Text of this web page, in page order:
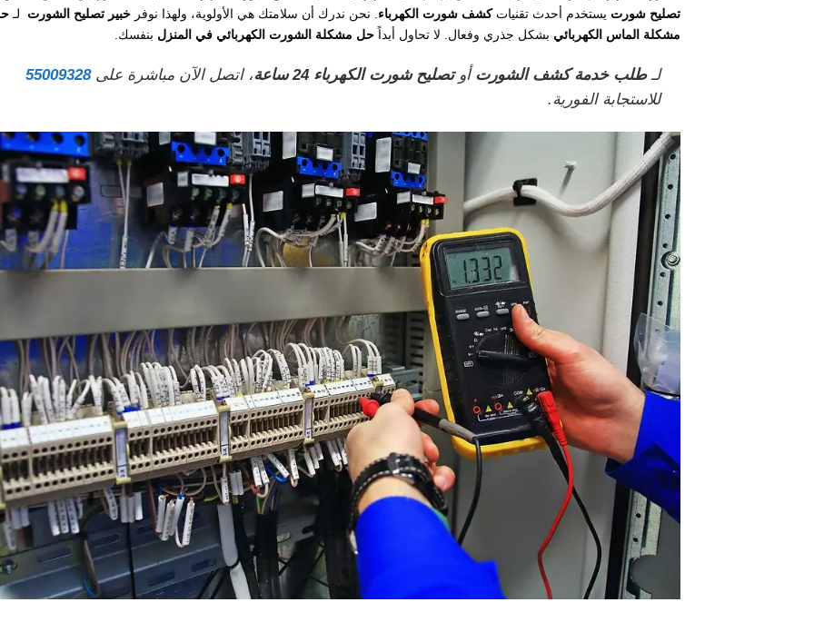
تصليح شورت يستخدم أحدث تقنياتكشف شورت الكهرباء . نحن ندرك أن سلامتك هي الأولوية، ولهذا نوفر خبير تصليح الشورت لـ
مشكلة الماس الكهربائي بشكل جذري وفعال. لا تحاول أبداً حل مشكلة الشورت الكهربائي في المنزل بنفسك.
لـطلب خدمة كشف الشورتأوتصليح شورت الكهرباء 24 ساعة ، اتصل الآن مباشرة على55009328
للاستجابة الفورية.